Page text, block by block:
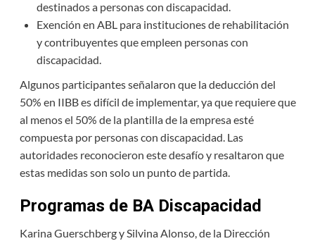
destinados a personas con discapacidad.
Exención en ABL para instituciones de rehabilitación
y contribuyentes que empleen personas con
discapacidad.
Algunos participantes señalaron que la deducción del
50% en IIBB es difícil de implementar, ya que requiere que
al menos el 50% de la plantilla de la empresa esté
compuesta por personas con discapacidad. Las
autoridades reconocieron este desafío y resaltaron que
estas medidas son solo un punto de partida.
Programas de BA Discapacidad
Karina Guerschberg y Silvina Alonso, de la Dirección